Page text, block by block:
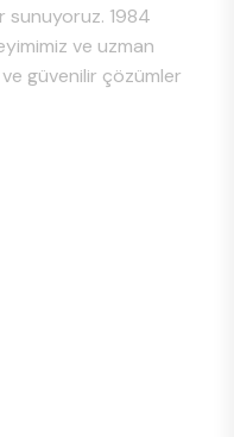
sunuyoruz. 1984
ve uzman
güvenilir çözümler